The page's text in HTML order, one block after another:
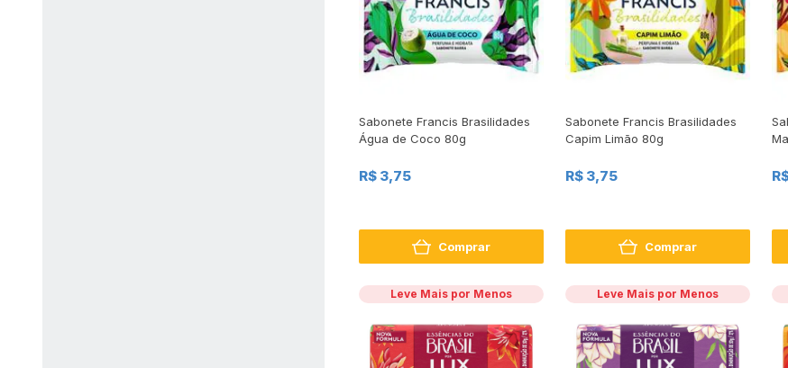
Sabonete Francis Brasilidades
Água de Coco 80g
R$ 3,75
Comprar
Sabonete Francis Brasilidades
Capim Limão 80g
R$ 3,75
Comprar
Leve Mais por Menos Leve Mais por Menos